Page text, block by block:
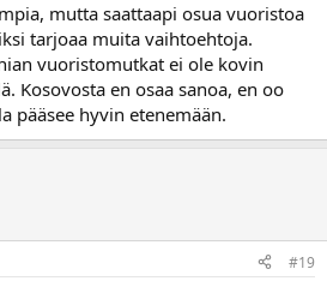
mutta saattaapi osua vuoristoa
tarjoaa muita vaihtoehtoja.
vuoristomutkat ei ole kovin
Kosovosta en osaa sanoa, en oo
pääsee hyvin etenemään.
#19